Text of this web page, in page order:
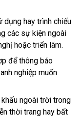
dụng hay trình chiếu
các sự kiện ngoài
hoặc triển lãm.
để thông báo
nghiệp muốn
ngoài trời trong
thời trang hay bất